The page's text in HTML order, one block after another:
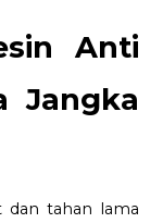
Anti
Jangka
dan tahan lama